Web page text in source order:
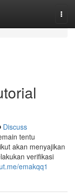
Discuss
tentu
akan menyajikan
verifikasi
emakqq1